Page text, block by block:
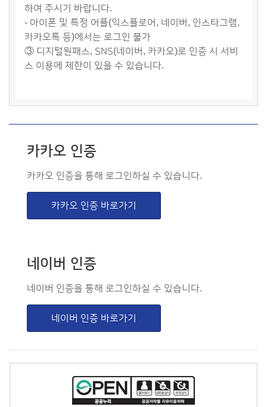
하여 주시기 바랍니다.
- 아이폰 및 특정 어플(익스플로어, 네이버, 인스타그램,
카카오톡 등)에서는 로그인 불가
③ 디지털원패스, SNS(네이버, 카카오)로 인증 시 서비
스 이용에 제한이 있을 수 있습니다.
카카오 인증
카카오 인증을 통해 로그인하실 수 있습니다.
카카오 인증 바로가기
네이버 인증
네이버 인증을 통해 로그인하실 수 있습니다.
네이버 인증 바로가기